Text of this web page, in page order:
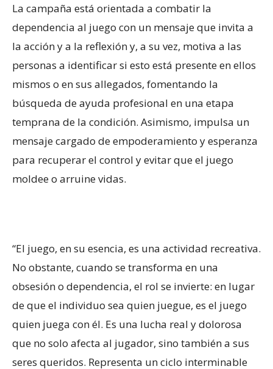
La campaña está orientada a combatir la
dependencia al juego con un mensaje que invita a
la acción y a la reflexión y, a su vez, motiva a las
personas a identificar si esto está presente en ellos
mismos o en sus allegados, fomentando la
búsqueda de ayuda profesional en una etapa
temprana de la condición. Asimismo, impulsa un
mensaje cargado de empoderamiento y esperanza
para recuperar el control y evitar que el juego
moldee o arruine vidas.
“El juego, en su esencia, es una actividad recreativa.
No obstante, cuando se transforma en una
obsesión o dependencia, el rol se invierte: en lugar
de que el individuo sea quien juegue, es el juego
quien juega con él. Es una lucha real y dolorosa
que no solo afecta al jugador, sino también a sus
seres queridos. Representa un ciclo interminable